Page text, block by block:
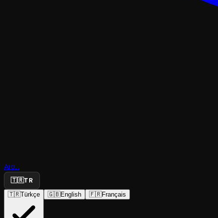
Ara...
🇹🇷TR
🇹🇷Türkçe 🇬🇧English 🇫🇷Français
Maskbeth